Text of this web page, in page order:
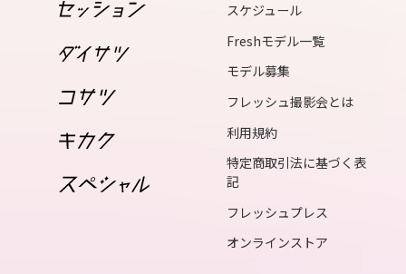
17
wed
thu
19
20
スケジュール
Freshモデル一覧
モデル募集
フレッシュ撮影会とは
利用規約
特定商取引法に基づく表
記
フレッシュプレス
オンラインストア